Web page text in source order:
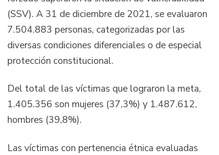
(SSV). A 31 de diciembre de 2021, se evaluaron
7.504.883 personas, categorizadas por las
diversas condiciones diferenciales o de especial
protección constitucional.
Del total de las víctimas que lograron la meta,
1.405.356 son mujeres (37,3%) y 1.487.612,
hombres (39,8%).
Las víctimas con pertenencia étnica evaluadas